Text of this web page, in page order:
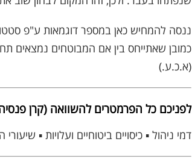
ננסה להמחיש כאן במספר דוגמאות ע"פ
כמובן שאתייחס בין אם המבוטחים נמצאים
(א.כ.ע.)
לפניכם כל הפרמטרים להשוואה (קרן
דמי ניהול ▪ כיסויים ביטוחיים ועלויות ▪